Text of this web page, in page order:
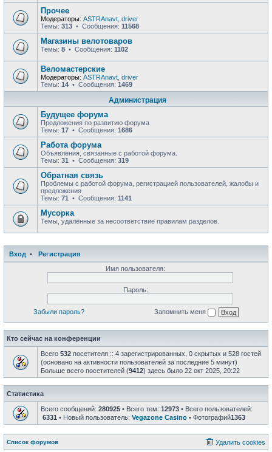
Прочее
Модераторы: ASTRAnavt driver
Темы: 313 • Сообщения: 11568
Магазины велотоваров
Темы: 8 • Сообщения: 1102
Веломастерские
Модераторы: ASTRAnavt driver
Темы: 14 • Сообщения: 1469
Администрация
Будущее форума
Предложения по развитию форума
Темы: 17 • Сообщения: 1686
Работа форума
Объявления, связанные с работой форума.
Темы: 31 • Сообщения: 319
Обратная связь
Проблемы с работой форума, регистрацией пользователей, жалобы и
предложения
Темы: 71 • Сообщения: 1141
Мусорка
Темы, удалённые за несоответствие правилам разделов.
Вход •
Регистрация
Имя пользователя:
Пароль:
Забыли пароль? Запомнить меня
Кто сейчас на конференции
Всего 532 посетителя :: 4 зарегистрированных, 0 скрытых и 528 гостей
(основано на активности пользователей за последние 5 минут)
Больше всего посетителей (9412) здесь было 22 окт 2025, 20:22
Статистика
Всего сообщений: 280925 • Всего тем: 12973 • Всего пользователей:
6331 • Новый пользователь: Vegazone Casino • Фотографий1363
Список форумов Удалить cookies